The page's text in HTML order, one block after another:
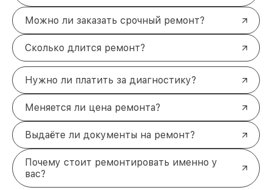
Можно ли заказать срочный ремонт?
Сколько длится ремонт?
Нужно ли платить за диагностику?
Меняется ли цена ремонта?
Выдаёте ли документы на ремонт?
Почему стоит ремонтировать именно у
вас?